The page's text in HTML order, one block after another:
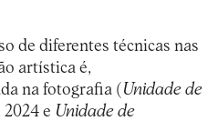
de diferentes técnicas nas
artística é,
na fotografia ( Unidade de
2024 e Unidade de